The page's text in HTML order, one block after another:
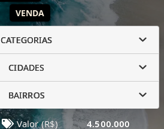
VENDA
CATEGORIAS
CIDADES
BAIRROS
Valor (R$) 4.500.000